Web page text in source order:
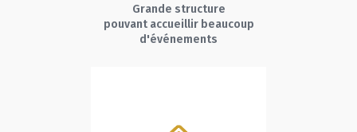
Grande structure
pouvant accueillir beaucoup
d'événements